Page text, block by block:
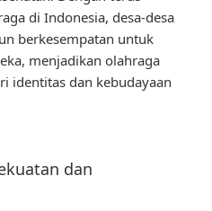
di Indonesia, desa-desa
berkesempatan untuk
menjadikan olahraga
identitas dan kebudayaan
dan